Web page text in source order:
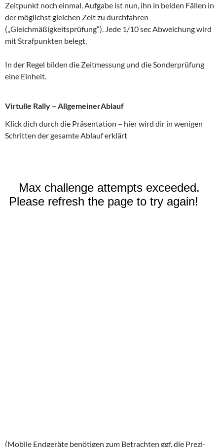
Zeitpunkt noch einmal. Aufgabe ist nun, ihn in beiden Fällen in
der möglichst gleichen Zeit zu durchfahren
(„Gleichmäßigkeitsprüfung“). Jede 1/10 sec Abweichung wird
mit Strafpunkten belegt.
In der Regel bilden die Zeitmessung und die Sonderprüfung
eine Einheit.
Virtulle Rally – AllgemeinerAblauf
Klick dich durch die Präsentation – hier wird dir in wenigen
Schritten der gesamte Ablauf erklärt
(Mobile Endgeräte benötigen zum Betrachten ggf. die Prezi-